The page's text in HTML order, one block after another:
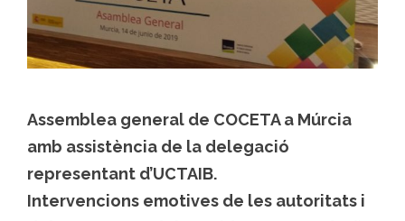
Assemblea general de COCETA a Múrcia
amb assistència de la delegació
representant d’UCTAIB.
Intervencions emotives de les autoritats i